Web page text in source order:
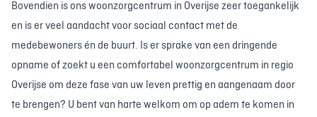
Bovendien is ons woonzorgcentrum in Overijse zeer toegankelijk
en is er veel aandacht voor sociaal contact met de
medebewoners én de buurt. Is er sprake van een dringende
opname of zoekt u een comfortabel woonzorgcentrum in regio
Overijse om deze fase van uw leven prettig en aangenaam door
te brengen? U bent van harte welkom om op adem te komen in